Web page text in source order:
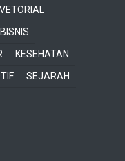
BISNIS
KESEHATAN
SEJARAH